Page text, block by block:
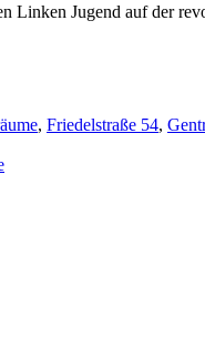
Jugend auf der
, Friedelstraße 54,